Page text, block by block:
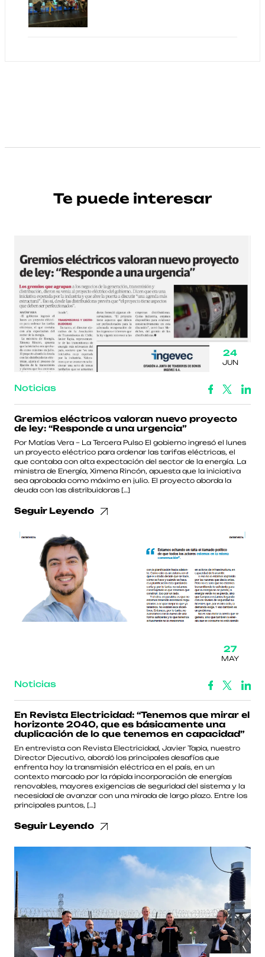
Te puede interesar
24
JUN
Noticias
Gremios eléctricos valoran nuevo proyecto
de ley: “Responde a una urgencia”
Por Matías Vera – La Tercera Pulso El gobierno ingresó el lunes
un proyecto eléctrico para ordenar las tarifas eléctricas, el
que contaba con alta expectación del sector de la energía. La
ministra de Energía, Ximena Rincón, apuesta que la iniciativa
sea aprobada como máximo en julio. El proyecto aborda la
deuda con las distribuidoras […]
Seguir Leyendo
27
MAY
Noticias
En Revista Electricidad: “Tenemos que mirar el
horizonte 2040, que es básicamente una
duplicación de lo que tenemos en capacidad”
En entrevista con Revista Electricidad, Javier Tapia, nuestro
Director Djecutivo, abordó los principales desafíos que
enfrenta hoy la transmisión eléctrica en el país, en un
contexto marcado por la rápida incorporación de energías
renovables, mayores exigencias de seguridad del sistema y la
necesidad de avanzar con una mirada de largo plazo. Entre los
principales puntos, […]
Seguir Leyendo